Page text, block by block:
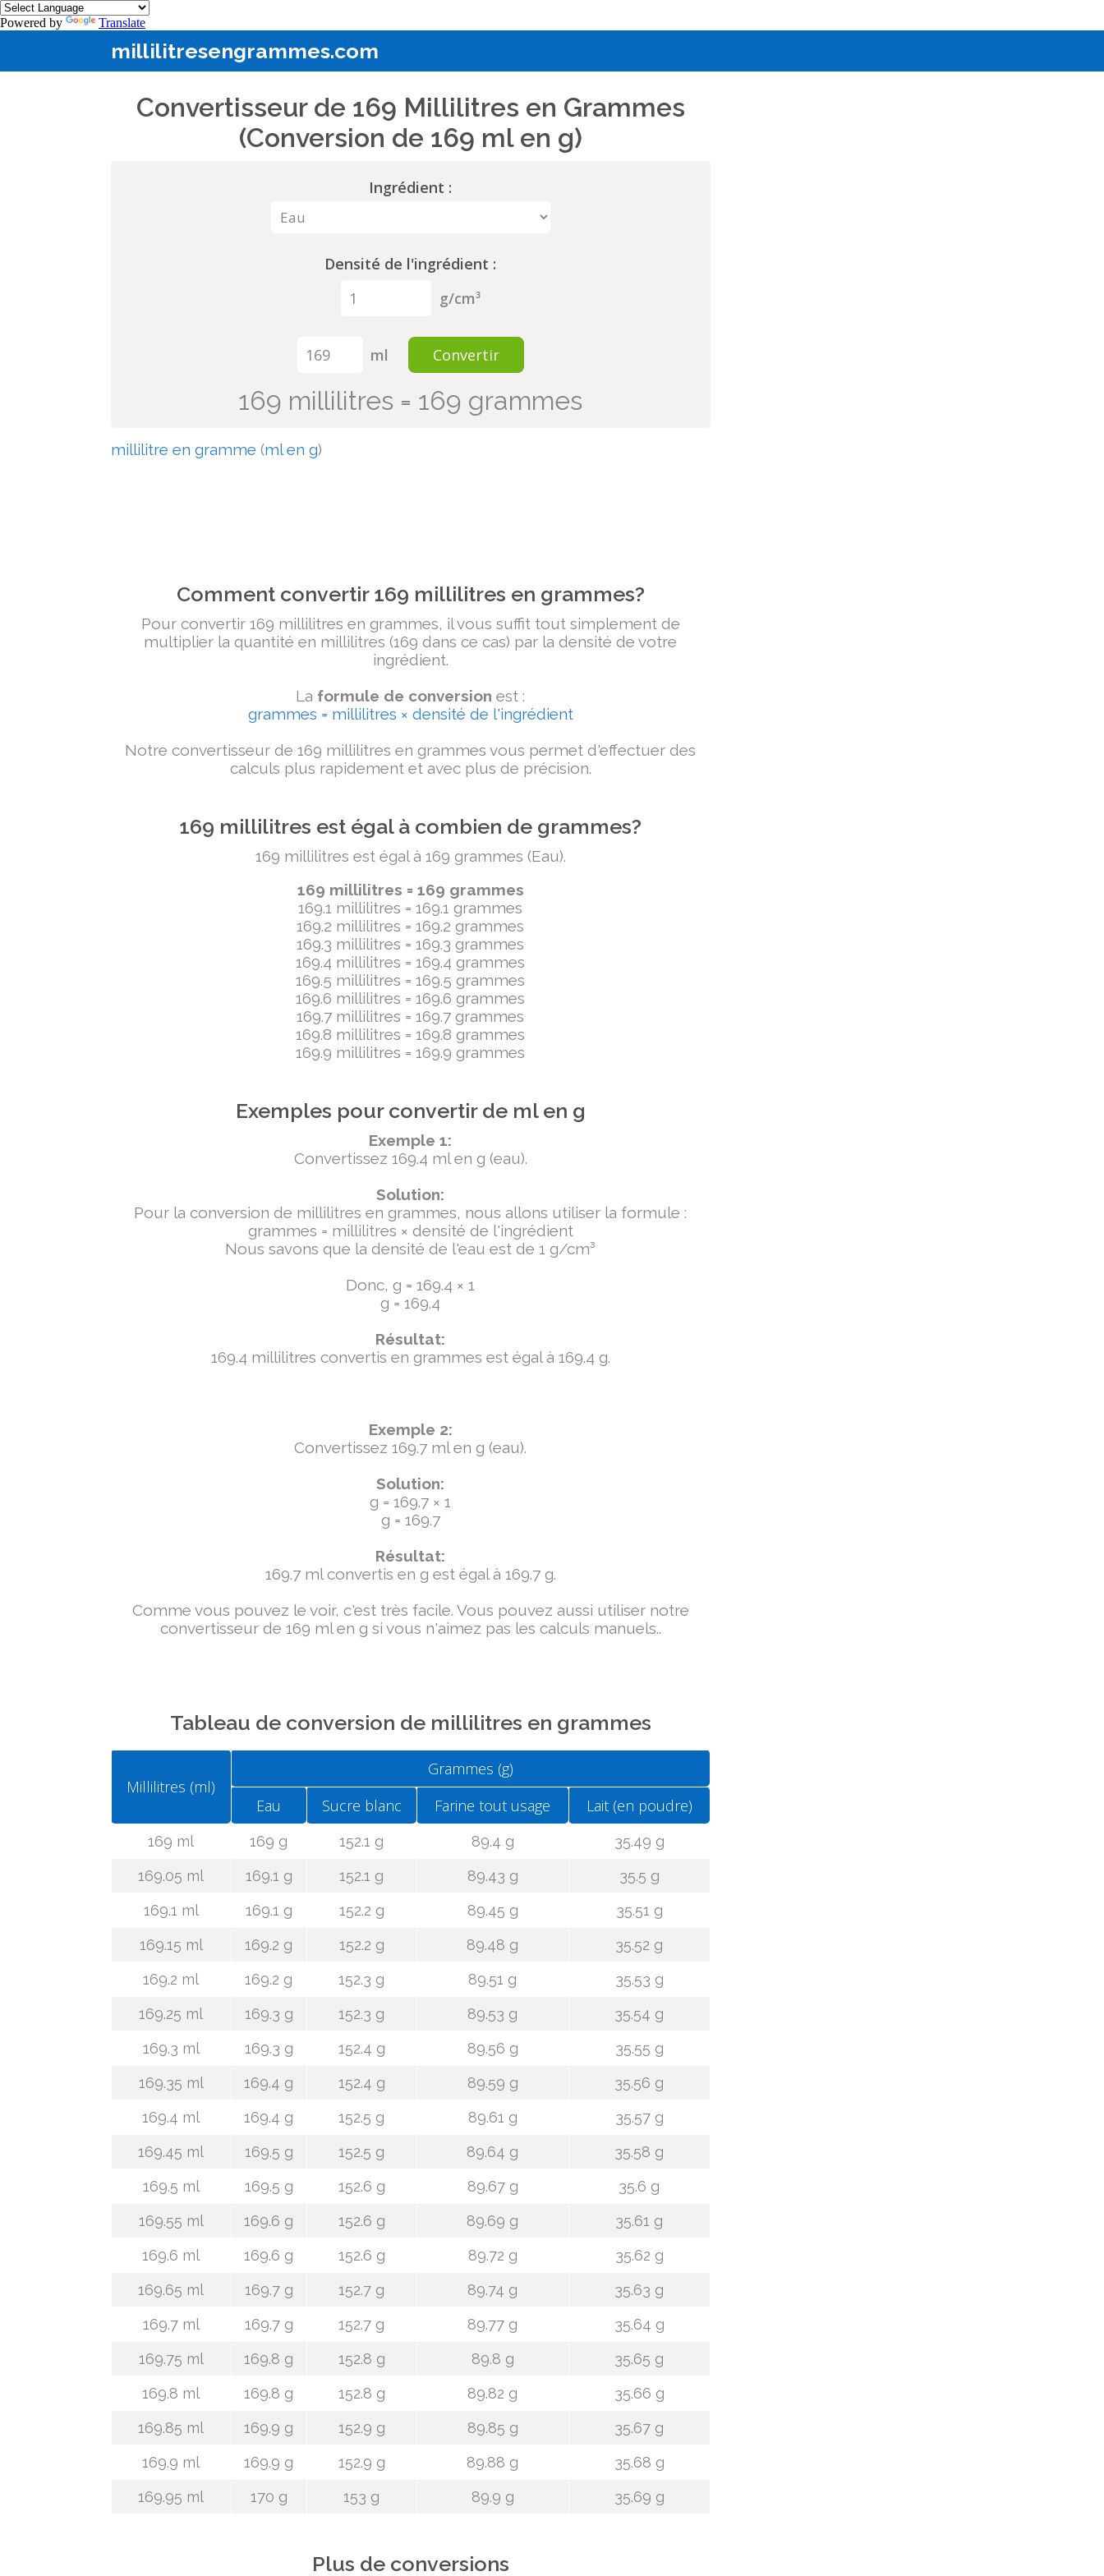
Powered by Translate
millilitresengrammes.com
Convertisseur de 169 Millilitres en Grammes
(Conversion de 169 ml en g)
Ingrédient :
Densité de l'ingrédient :
g/cm³
ml Convertir
169 millilitres = 169 grammes
millilitre en gramme (ml en g)
Comment convertir 169 millilitres en grammes?
Pour convertir 169 millilitres en grammes, il vous suffit tout simplement de
multiplier la quantité en millilitres (169 dans ce cas) par la densité de votre
ingrédient.
La formule de conversion est :
grammes = millilitres × densité de l'ingrédient
Notre convertisseur de 169 millilitres en grammes vous permet d'effectuer des
calculs plus rapidement et avec plus de précision.
169 millilitres est égal à combien de grammes?
169 millilitres est égal à 169 grammes (Eau).
169 millilitres = 169 grammes
169.1 millilitres = 169.1 grammes
169.2 millilitres = 169.2 grammes
169.3 millilitres = 169.3 grammes
169.4 millilitres = 169.4 grammes
169.5 millilitres = 169.5 grammes
169.6 millilitres = 169.6 grammes
169.7 millilitres = 169.7 grammes
169.8 millilitres = 169.8 grammes
169.9 millilitres = 169.9 grammes
Exemples pour convertir de ml en g
Exemple 1:
Convertissez 169.4 ml en g (eau).
Solution:
Pour la conversion de millilitres en grammes, nous allons utiliser la formule :
grammes = millilitres × densité de l'ingrédient
Nous savons que la densité de l'eau est de 1 g/cm³
Donc, g = 169.4 × 1
g = 169.4
Résultat:
169.4 millilitres convertis en grammes est égal à 169.4 g.
Exemple 2:
Convertissez 169.7 ml en g (eau).
Solution:
g = 169.7 × 1
g = 169.7
Résultat:
169.7 ml convertis en g est égal à 169.7 g.
Comme vous pouvez le voir, c'est très facile. Vous pouvez aussi utiliser notre
convertisseur de 169 ml en g si vous n'aimez pas les calculs manuels..
Tableau de conversion de millilitres en grammes
Millilitres (ml)
Grammes (g)
Eau
Sucre blanc Farine tout usage Lait (en poudre)
169 ml 169 g 152.1 g 89.4 g
35.49 g
169.05 ml
169.1 g 152.1 g 89.43 g
35.5 g
169.1 ml
169.1 g 152.2 g 89.45 g
35.51 g
169.15 ml
169.2 g 152.2 g 89.48 g
35.52 g
169.2 ml
169.2 g 152.3 g 89.51 g
35.53 g
169.25 ml
169.3 g 152.3 g 89.53 g
35.54 g
169.3 ml
169.3 g 152.4 g 89.56 g
35.55 g
169.35 ml
169.4 g 152.4 g 89.59 g
35.56 g
169.4 ml
169.4 g 152.5 g 89.61 g
35.57 g
169.45 ml
169.5 g 152.5 g 89.64 g
35.58 g
169.5 ml
169.5 g 152.6 g 89.67 g
35.6 g
169.55 ml
169.6 g 152.6 g 89.69 g
35.61 g
169.6 ml
169.6 g 152.6 g 89.72 g
35.62 g
169.65 ml
169.7 g 152.7 g 89.74 g
35.63 g
169.7 ml
169.7 g 152.7 g 89.77 g
35.64 g
169.75 ml
169.8 g 152.8 g 89.8 g
35.65 g
169.8 ml
169.8 g 152.8 g 89.82 g
35.66 g
169.85 ml
169.9 g 152.9 g 89.85 g
35.67 g
169.9 ml
169.9 g 152.9 g 89.88 g
35.68 g
169.95 ml
170 g 153 g 89.9 g 35.69 g
Plus de conversions